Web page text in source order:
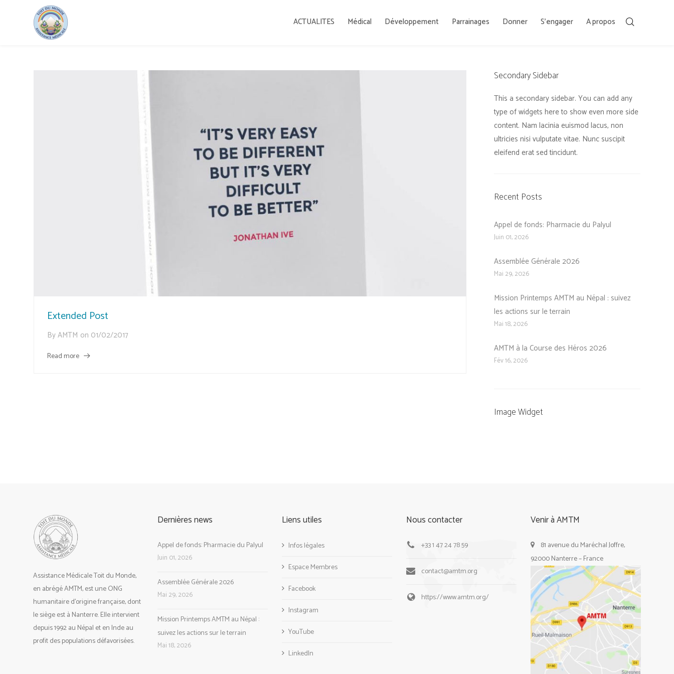
ACTUALITES Médical Développement Parrainages Donner S’engager A propos
Extended Post
ByAMTM on 01/02/2017
Read more
Secondary Sidebar
This a secondary sidebar. You can add any
type of widgets here to show even more side
content. Nam lacinia euismod lacus, non
ultricies nisi vulputate vitae. Nunc suscipit
eleifend erat sed tincidunt.
Recent Posts
Appel de fonds: Pharmacie du Palyul
Juin 01, 2026
Assemblée Générale 2026
Mai 29, 2026
Mission Printemps AMTM au Népal : suivez
les actions sur le terrain
Mai 18, 2026
AMTM à la Course des Héros 2026
Fév 16, 2026
Image Widget
Assistance Médicale Toit du Monde,
en abrégé AMTM, est une ONG
humanitaire d’origine française, dont
le siège est à Nanterre. Elle intervient
depuis 1992 au Népal et en Inde au
profit des populations défavorisées.
Dernières news
Appel de fonds: Pharmacie du Palyul
Juin 01, 2026
Assemblée Générale 2026
Mai 29, 2026
Mission Printemps AMTM au Népal :
suivez les actions sur le terrain
Mai 18, 2026
Liens utiles
Infos légales
Espace Membres
Facebook
Instagram
YouTube
LinkedIn
Nous contacter
+33 1 47 24 78 59
contact@amtm.org
https://www.amtm.org/
Venir à AMTM
81 avenue du Maréchal Joffre,
92000 Nanterre – France